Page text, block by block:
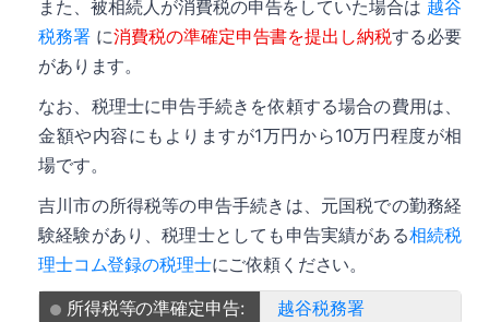
また、被相続人が消費税の申告をしていた場合は 越谷
税務署に消費税の準確定申告書を提出し納税する必要
があります。
なお、税理士に申告手続きを依頼する場合の費用は、
金額や内容にもよりますが1万円から10万円程度が相
場です。
吉川市の所得税等の申告手続きは、元国税での勤務経
験経験があり、税理士としても申告実績がある相続税
理士コム登録の税理士にご依頼ください。
所得税等の準確定申告:
越谷税務署